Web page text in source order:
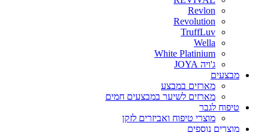
Revlon
Revolution
TruffLuv
Wella
White Platinium
ג'ויה JOYA
מבצעים
מארזים במבצע
מארזים לשיער במבצעים חמים
טיפוח לגבר
מוצרי טיפוח ואביזרים לזקן
מוצרים נוספים